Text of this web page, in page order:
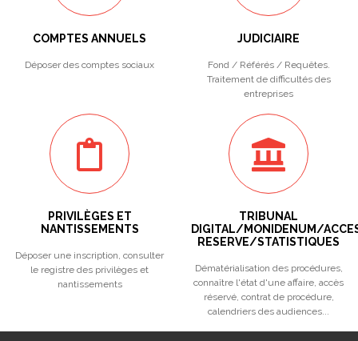
COMPTES ANNUELS
Déposer des comptes sociaux
JUDICIAIRE
Fond / Référés / Requêtes.
Traitement de difficultés des
entreprises
PRIVILÈGES ET
NANTISSEMENTS
Déposer une inscription, consulter
le registre des privilèges et
nantissements
TRIBUNAL
DIGITAL/MONIDENUM/
RESERVE/STATISTIQUES
Dématérialisation des procédures,
connaître l'état d'une affaire, accès
réservé, contrat de procédure,
calendriers des audiences...